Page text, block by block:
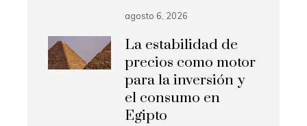
agosto 6, 2026
La estabilidad de
precios como motor
para la inversión y
el consumo en
Egipto